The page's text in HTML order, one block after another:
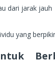
dari jarak jauh
yang